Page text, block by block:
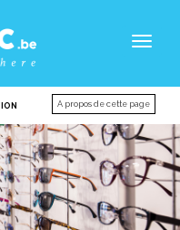
A propos de cette page